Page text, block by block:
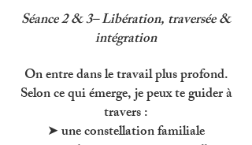
Séance 2 & 3– Libération, traversée &
intégration
On entre dans le travail plus profond.
Selon ce qui émerge, je peux te guider à
travers :
➤ une constellation familiale